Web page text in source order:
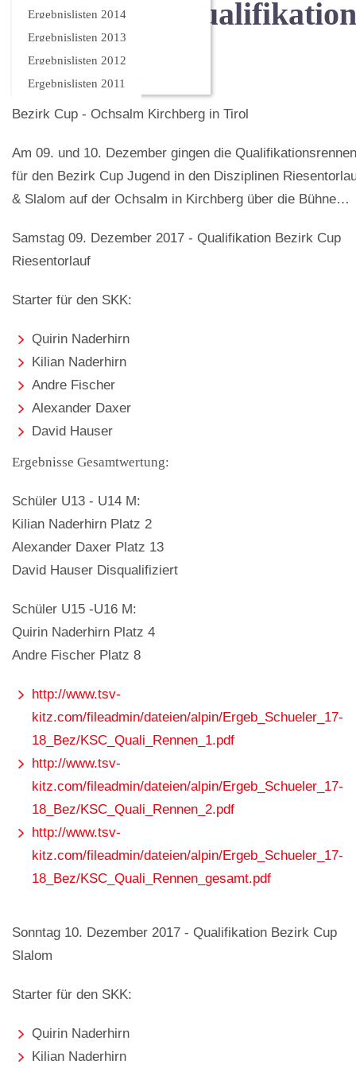
Ergebnislisten 2014
Ergebnislisten 2013
Ergebnislisten 2012
Ergebnislisten 2011
Bezirk Cup Qualifikation
- Schüler
Bezirk Cup - Ochsalm Kirchberg in Tirol
Am 09. und 10. Dezember gingen die Qualifikationsrennen
für den Bezirk Cup Jugend in den Disziplinen
& Slalom auf der Ochsalm in Kirchberg über die
Samstag 09. Dezember 2017 - Qualifikation Bezirk Cup
Riesentorlauf
Starter für den SKK:
Quirin Naderhirn
Kilian Naderhirn
Andre Fischer
Alexander Daxer
David Hauser
Ergebnisse Gesamtwertung:
Schüler U13 - U14 M:
Kilian Naderhirn Platz 2
Alexander Daxer Platz 13
David Hauser Disqualifiziert
Schüler U15 -U16 M:
Quirin Naderhirn Platz 4
Andre Fischer Platz 8
http://www.tsv-
kitz.com/fileadmin/dateien/alpin/Ergeb_Schueler_17-
18_Bez/KSC_Quali_Rennen_1.pdf
http://www.tsv-
kitz.com/fileadmin/dateien/alpin/Ergeb_Schueler_17-
18_Bez/KSC_Quali_Rennen_2.pdf
http://www.tsv-
kitz.com/fileadmin/dateien/alpin/Ergeb_Schueler_17-
18_Bez/KSC_Quali_Rennen_gesamt.pdf
Sonntag 10. Dezember 2017 - Qualifikation Bezirk Cup
Slalom
Starter für den SKK:
Quirin Naderhirn
Kilian Naderhirn